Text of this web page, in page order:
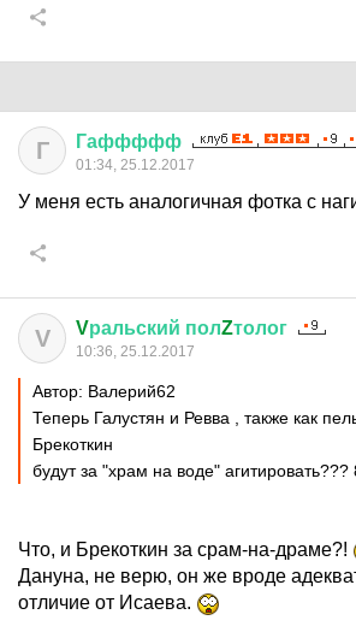
Г Гаффффф
01:34, 25.12.2017
У меня есть аналогичная фотка с
V Vральский полZтолог
10:36, 25.12.2017
Автор: Валерий62
Теперь Галустян и Ревва , также как
Брекоткин
будут за "храм на воде" агитировать???
Что, и Брекоткин за срам-на-драме?!
Дануна, не верю, он же вроде
отличие от Исаева.